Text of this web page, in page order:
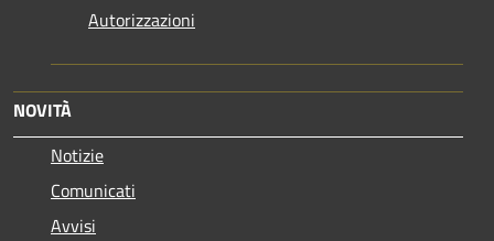
Autorizzazioni
NOVITÀ
Notizie
Comunicati
Avvisi